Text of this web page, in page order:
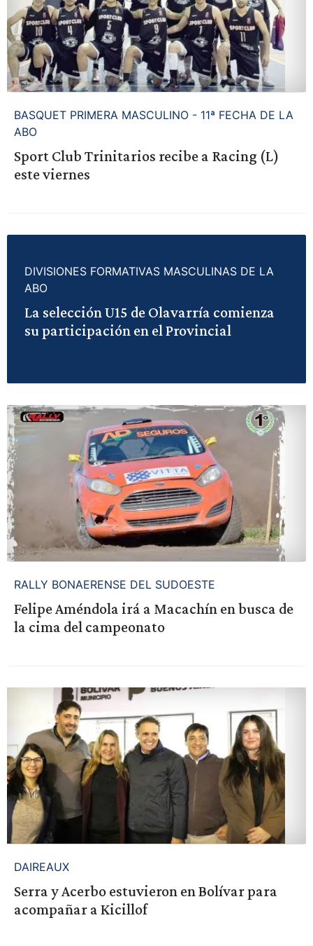
BASQUET PRIMERA MASCULINO - 11ª FECHA DE LA
ABO
Sport Club Trinitarios recibe a Racing (L)
este viernes
DIVISIONES FORMATIVAS MASCULINAS DE LA
ABO
La selección U15 de Olavarría comienza
su participación en el Provincial
RALLY BONAERENSE DEL SUDOESTE
Felipe Améndola irá a Macachín en busca de
la cima del campeonato
DAIREAUX
Serra y Acerbo estuvieron en Bolívar para
acompañar a Kicillof